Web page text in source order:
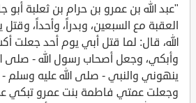
"عبد الله بن عمرو بن حرام بن ثعلبة أبو
العقبة مع السبعين، وبدراً، وأحداً،
الله، قال: لما قتل أبي يوم أحد
وأبكي، وجعل أصحاب رسول الله - صلى
ينهوني والنبي - صلى الله عليه وسلم -
وجعلت عمتي فاطمة بنت عمرو تبكي